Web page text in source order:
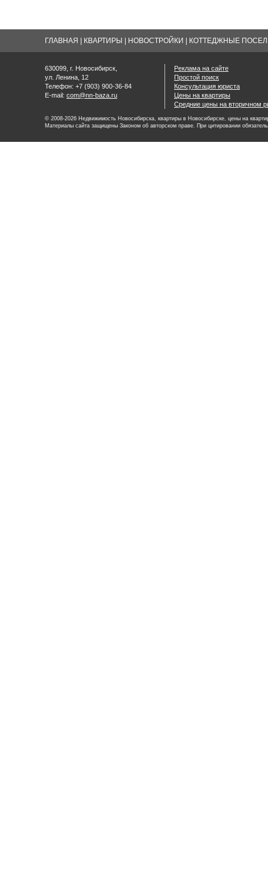
ГЛАВНАЯ КВАРТИРЫ НОВОСТРОЙКИ КОТТЕДЖНЫЕ
630099, г. Новосибирск,
ул. Ленина, 12
Телефон: +7 (903) 900-36-84
E-mail: com@nn-baza.ru
Реклама на сайте
Простой поиск
Консультация юриста
Цены на квартиры
Средние цены на вторичном
© 2008-2026 Недвижимость Новосибирска, квартиры в Новосибирске, цены на
Материалы сайта защищены Законом об авторском праве. При цитировании